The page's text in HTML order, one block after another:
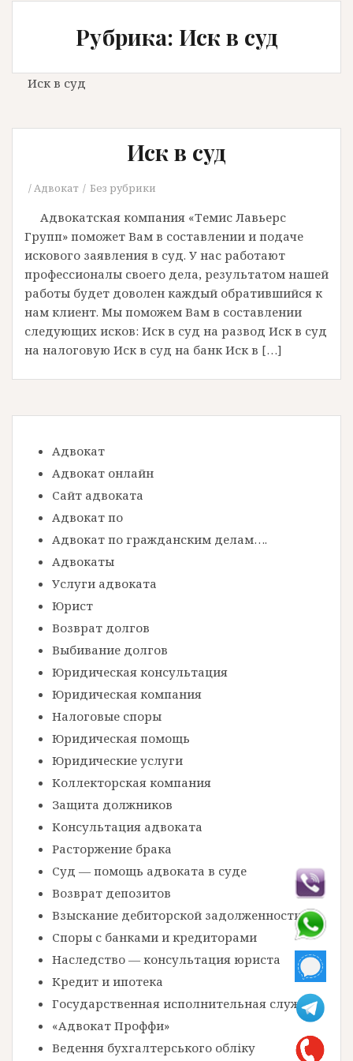
Рубрика: Иск в суд
Иск в суд
Иск в суд
Адвокат Без рубрики
Адвокатская компания «Темис Лавьерс
Групп» поможет Вам в составлении и подаче
искового заявления в суд. У нас работают
профессионалы своего дела, результатом нашей
работы будет доволен каждый обратившийся к
нам клиент. Мы поможем Вам в составлении
следующих исков: Иск в суд на развод Иск в суд
на налоговую Иск в суд на банк Иск в […]
Адвокат
Адвокат онлайн
Сайт адвоката
Адвокат по
Адвокат по гражданским делам….
Адвокаты
Услуги адвоката
Юрист
Возврат долгов
Выбивание долгов
Юридическая консультация
Юридическая компания
Налоговые споры
Юридическая помощь
Юридические услуги
Коллекторская компания
Защита должников
Консультация адвоката
Расторжение брака
Суд — помощь адвоката в суде
Возврат депозитов
Взыскание дебиторской задолженности
Споры с банками и кредиторами
Наследство — консультация юриста
Кредит и ипотека
Государственная исполнительная служба
«Адвокат Проффи»
Ведення бухгалтерського обліку